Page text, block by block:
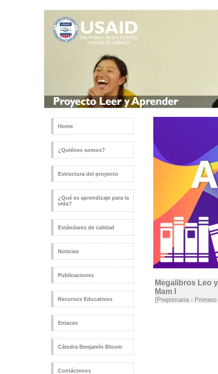
Home
¿Quiénes somos?
Estructura del proyecto
¿Qué es aprendizaje para la
vida?
Estándares de calidad
Noticias
Publicaciones
Recursos Educativos
Enlaces
Cátedra Benjamín Bloom
Contáctenos
Megalibros Leo
Mam I
(Preprimaria - Primero